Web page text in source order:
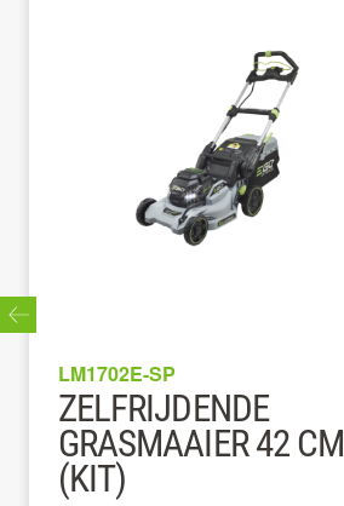
LM1702E-SP
ZELFRIJDENDE
GRASMAAIER 42 CM
(KIT)